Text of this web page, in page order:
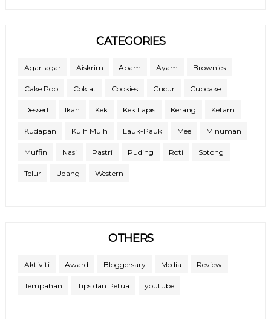
CATEGORIES
Agar-agar Aiskrim Apam Ayam Brownies
Cake Pop Coklat Cookies Cucur Cupcake
Dessert Ikan Kek Kek Lapis Kerang Ketam
Kudapan Kuih Muih Lauk-Pauk Mee Minuman
Muffin Nasi Pastri Puding Roti Sotong
Telur Udang Western
OTHERS
Aktiviti Award Bloggersary Media Review
Tempahan Tips dan Petua youtube